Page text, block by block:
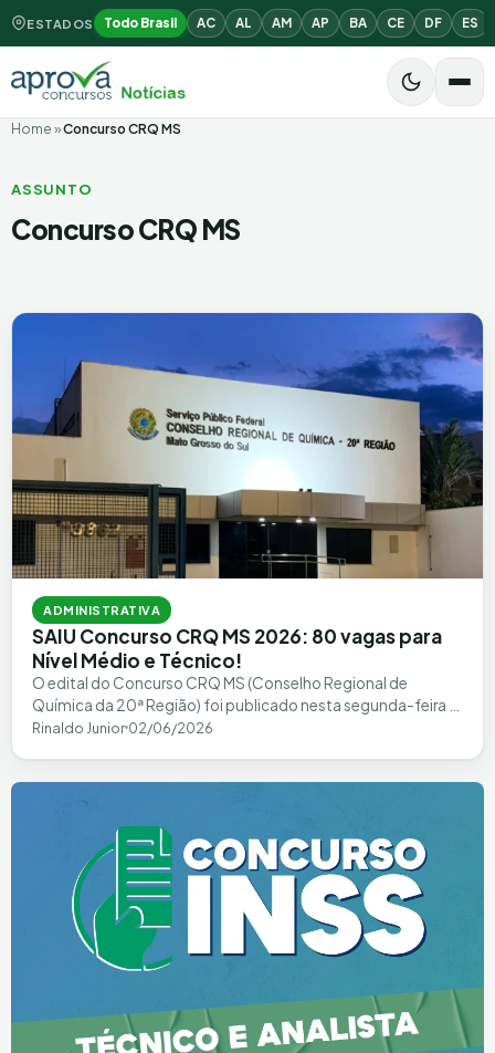
ESTADOS Todo Brasil AC AL AM AP BA CE DF ES
Home »Concurso CRQ MS
ASSUNTO
Concurso CRQ MS
ADMINISTRATIVA
SAIU Concurso CRQ MS 2026: 80 vagas para
Nível Médio e Técnico!
O edital do Concurso CRQ MS (Conselho Regional de
Química da 20ª Região) foi publicado nesta segunda-feira e
traz excelentes oportunidades para…
Rinaldo Junior 02/06/2026